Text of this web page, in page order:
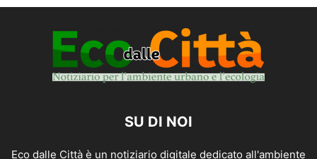
SU DI NOI
Eco dalle Città è un notiziario digitale dedicato all'ambiente